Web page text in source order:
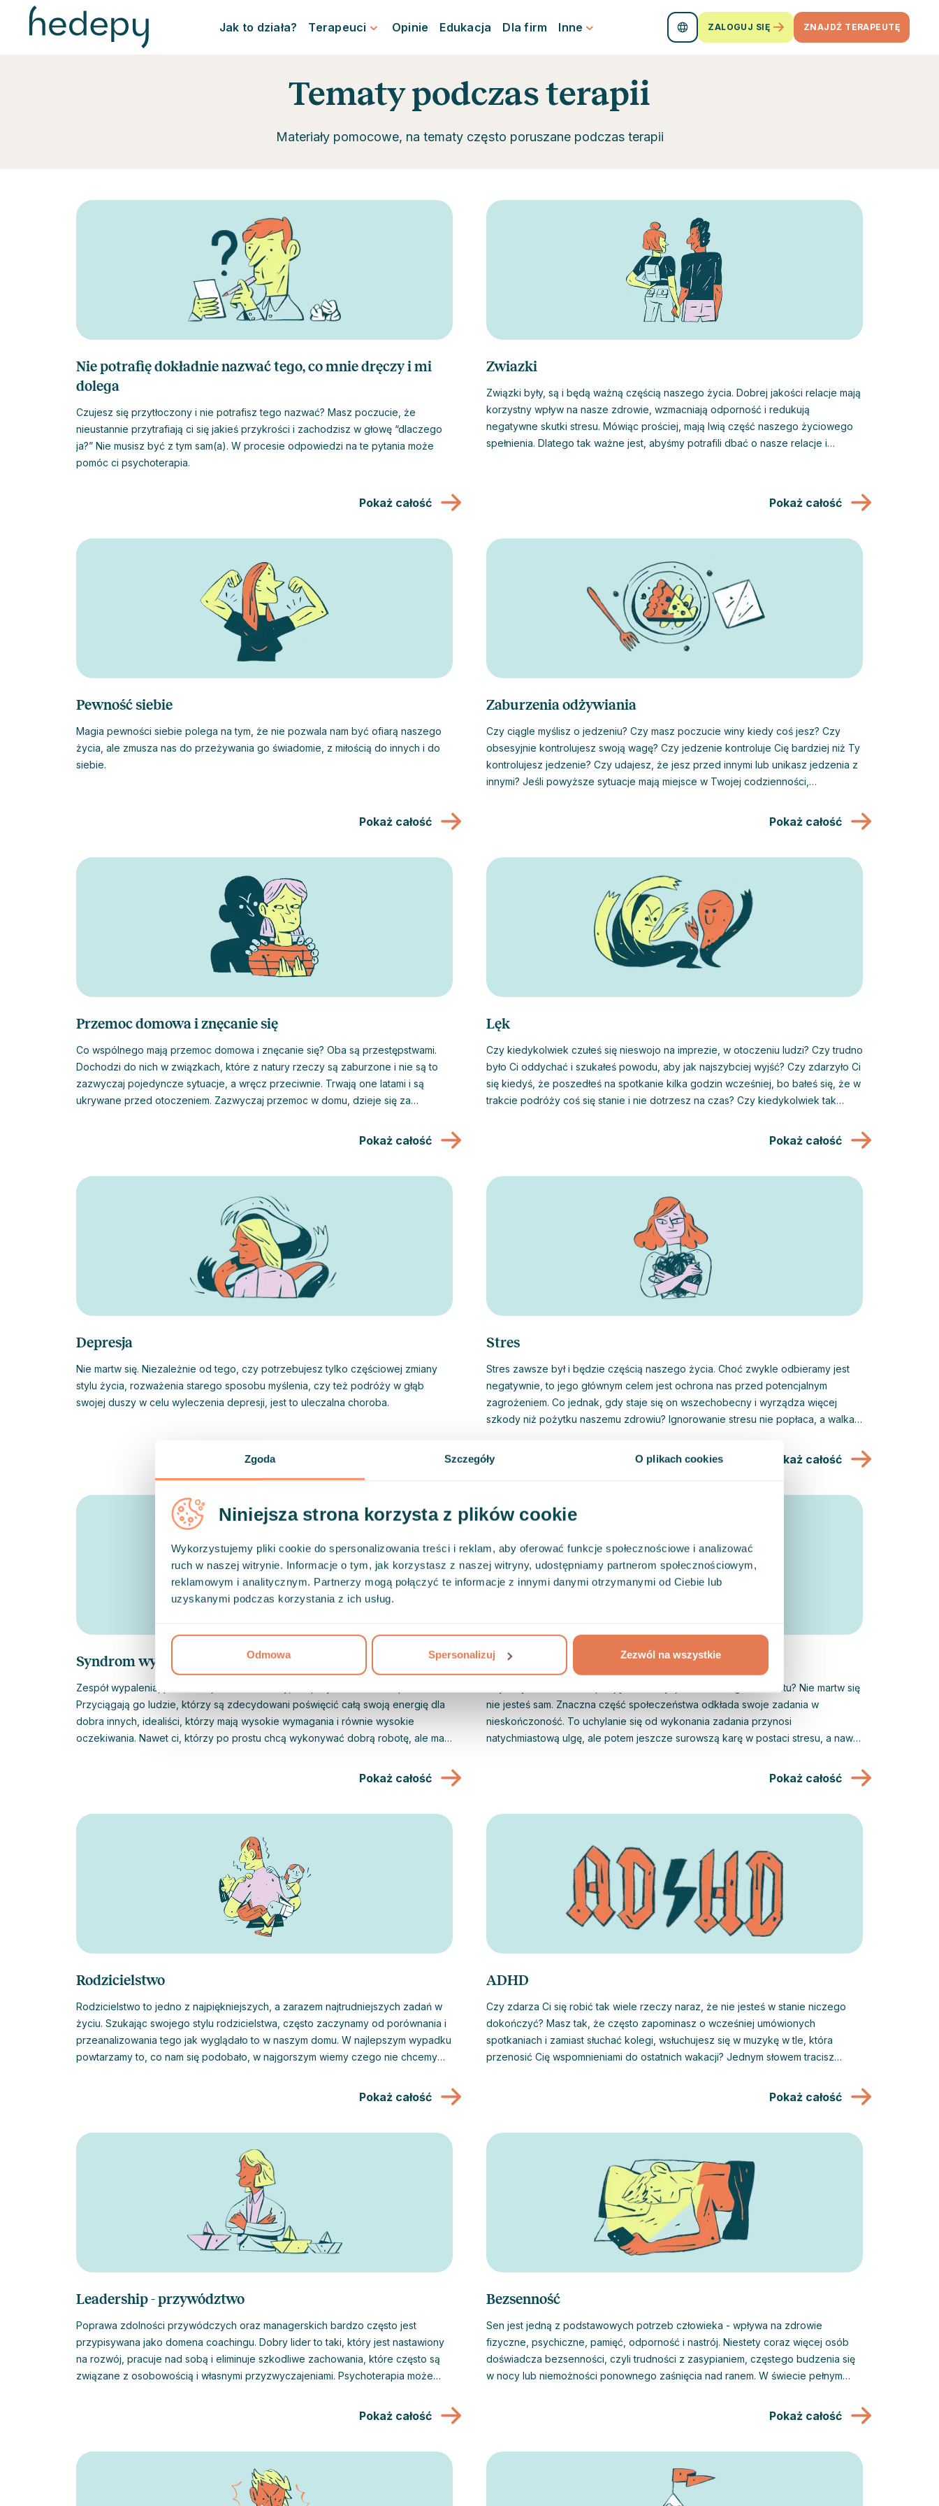
Zgoda Szczegóły O plikach cookies
Niniejsza strona korzysta z plików cookie
Wykorzystujemy pliki cookie do spersonalizowania treści i reklam, aby oferować funkcje społecznościowe i analizować
ruch w naszej witrynie. Informacje o tym, jak korzystasz z naszej witryny, udostępniamy partnerom społecznościowym,
reklamowym i analitycznym. Partnerzy mogą połączyć te informacje z innymi danymi otrzymanymi od Ciebie lub
uzyskanymi podczas korzystania z ich usług.
Odmowa Spersonalizuj Zezwól na wszystkie
Jak to działa? Terapeuci Opinie Edukacja Dla firm Inne ZALOGUJ SIĘ ZNAJDŹ TERAPEUTĘ
Tematy podczas terapii
Materiały pomocowe, na tematy często poruszane podczas terapii
Nie potrafię dokładnie nazwać tego, co mnie dręczy i mi
dolega
Czujesz się przytłoczony i nie potrafisz tego nazwać? Masz poczucie, że
nieustannie przytrafiają ci się jakieś przykrości i zachodzisz w głowę “dlaczego
ja?” Nie musisz być z tym sam(a). W procesie odpowiedzi na te pytania może
pomóc ci psychoterapia.
Pokaż całość
Zwiazki
Związki były, są i będą ważną częścią naszego życia. Dobrej jakości relacje mają
korzystny wpływ na nasze zdrowie, wzmacniają odporność i redukują
negatywne skutki stresu. Mówiąc prościej, mają lwią część naszego życiowego
spełnienia. Dlatego tak ważne jest, abyśmy potrafili dbać o nasze relacje i
Pokaż całość
Pewność siebie
Magia pewności siebie polega na tym, że nie pozwala nam być ofiarą naszego
życia, ale zmusza nas do przeżywania go świadomie, z miłością do innych i do
siebie.
Pokaż całość
Zaburzenia odżywiania
Czy ciągle myślisz o jedzeniu? Czy masz poczucie winy kiedy coś jesz? Czy
obsesyjnie kontrolujesz swoją wagę? Czy jedzenie kontroluje Cię bardziej niż Ty
kontrolujesz jedzenie? Czy udajesz, że jesz przed innymi lub unikasz jedzenia z
innymi? Jeśli powyższe sytuacje mają miejsce w Twojej codzienności,
swoim umysłem i być bardziej wolnym od uporczywych myśli o jedzeniu.
Pokaż całość
Przemoc domowa i znęcanie się
Co wspólnego mają przemoc domowa i znęcanie się? Oba są przestępstwami.
Dochodzi do nich w związkach, które z natury rzeczy są zaburzone i nie są to
zazwyczaj pojedyncze sytuacje, a wręcz przeciwnie. Trwają one latami i są
ukrywane przed otoczeniem. Zazwyczaj przemoc w domu, dzieje się za
strach i obawa. Jak więc wydostać się z tego zaklętego kręgu obaw i bólu?
Pokaż całość
Lęk
Czy kiedykolwiek czułeś się nieswojo na imprezie, w otoczeniu ludzi? Czy trudno
było Ci oddychać i szukałeś powodu, aby jak najszybciej wyjść? Czy zdarzyło Ci
się kiedyś, że poszedłeś na spotkanie kilka godzin wcześniej, bo bałeś się, że w
trakcie podróży coś się stanie i nie dotrzesz na czas? Czy kiedykolwiek tak
Pokaż całość
Depresja
Nie martw się. Niezależnie od tego, czy potrzebujesz tylko częściowej zmiany
stylu życia, rozważenia starego sposobu myślenia, czy też podróży w głąb
swojej duszy w celu wyleczenia depresji, jest to uleczalna choroba.
Stres
Stres zawsze był i będzie częścią naszego życia. Choć zwykle odbieramy jest
negatywnie, to jego głównym celem jest ochrona nas przed potencjalnym
zagrożeniem. Co jednak, gdy staje się on wszechobecny i wyrządza więcej
szkody niż pożytku naszemu zdrowiu? Ignorowanie stresu nie popłaca, a walka z
niego i zrozumienie informacji, którą nam przekazuje. Pomaga to nie tylko
Pokaż całość
Syndrom wypalenia
Zespół wypalenia, podobnie jak inne choroby, nie przychodzi bez zaproszenia.
Przyciągają go ludzie, którzy są zdecydowani poświęcić całą swoją energię dla
dobra innych, idealiści, którzy mają wysokie wymagania i równie wysokie
oczekiwania. Nawet ci, którzy po prostu chcą wykonywać dobrą robotę, ale mają
głównie dojrzałych menedżerów z dużych firm. Jednak wraz ze wzrostem
Jobbli aż ¼ Polaków wykazuje symptomy wypalenia zawodowego. Co więcej,
nasz kraj jest w tym względzie w europejskiej czołówce. Jeśli dotyczy to również
Ciebie, odłóż na chwilę na bok swoje obowiązki i postaw siebie jako priorytet.
Pokaż całość
Prokrastynacja
Czy często zwlekasz z podjęciem decyzji do ostatniego momentu? Nie martw się
nie jesteś sam. Znaczna część społeczeństwa odkłada swoje zadania w
nieskończoność. To uchylanie się od wykonania zadania przynosi
natychmiastową ulgę, ale potem jeszcze surowszą karę w postaci stresu, a nawet
dwoma głosami: rozsądku i strachu i prawidłowo oszacować nasze możliwości,
Pokaż całość
Rodzicielstwo
Rodzicielstwo to jedno z najpiękniejszych, a zarazem najtrudniejszych zadań w
życiu. Szukając swojego stylu rodzicielstwa, często zaczynamy od porównania i
przeanalizowania tego jak wyglądało to w naszym domu. W najlepszym wypadku
powtarzamy to, co nam się podobało, w najgorszym wiemy czego nie chcemy
rodzicielskiego i pomóc z tym, jakże niełatwym wyzwaniem życiowym.Pokaż całość
ADHD
Czy zdarza Ci się robić tak wiele rzeczy naraz, że nie jesteś w stanie niczego
dokończyć? Masz tak, że często zapominasz o wcześniej umówionych
spotkaniach i zamiast słuchać kolegi, wsłuchujesz się w muzykę w tle, która
przenosić Cię wspomnieniami do ostatnich wakacji? Jednym słowem tracisz
Pokaż całość
Leadership - przywództwo
Poprawa zdolności przywódczych oraz managerskich bardzo często jest
przypisywana jako domena coachingu. Dobry lider to taki, który jest nastawiony
na rozwój, pracuje nad sobą i eliminuje szkodliwe zachowania, które często są
związane z osobowością i własnymi przyzwyczajeniami. Psychoterapia może
bycie lepszym liderem. Ponadto, zazwyczaj prowadzi do poprawy uważności na
przywództwie.
Pokaż całość
Bezsenność
Sen jest jedną z podstawowych potrzeb człowieka - wpływa na zdrowie
fizyczne, psychiczne, pamięć, odporność i nastrój. Niestety coraz więcej osób
doświadcza bezsenności, czyli trudności z zasypianiem, częstego budzenia się
w nocy lub niemożności ponownego zaśnięcia nad ranem. W świecie pełnym
Pokaż całość